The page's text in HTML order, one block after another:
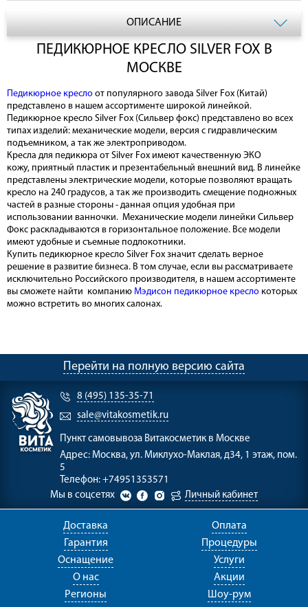
ОПИСАНИЕ
ПЕДИКЮРНОЕ КРЕСЛО SILVER FOX В
МОСКВЕ
Педикюрное кресло от популярного завода Silver Fox (Китай)
представлено в нашем ассортименте широкой линейкой.
Педикюрное кресло Silver Fox (Сильвер фокс) представлено во всех
типах изделий: механические модели, версия с гидравлическим
подъемником, а так же электроприводом.
Кресла для педикюра от Silver Fox имеют качественную ЭКО
кожу, приятный пластик и презентабельный внешний вид. В линейке
представлены электрические модели, которые позволяют вращать
кресло на 240 градусов, а так же производить смещение подножных
частей в разные стороны - данная опция удобная при
использовании ванночки. Механические модели линейки Сильвер
Фокс раскладываются в горизонтальное положение. Все модели
имеют удобные и съемные подлокотники.
Купить педикюрное кресло Silver Fox значит сделать верное
решение в развитие бизнеса. В том случае, если вы рассматриваете
исключительно Российского производителя, в нашем ассортименте
вы сможете найти компанию Мэдисон педикюрное кресло которых
можно встретить во многих салонах.
Перейти на полную версию сайта
8 (495) 135-35-71
sale@vitakosmetik.ru
Пункт самовывоза Витакосметик в Москве
Адрес: Москва, ул. Миклухо-Маклая, д34, 1 этаж, пом.
5
Телефон: +74951353571
Мы в соцсетях
Личный кабинет
Доставка
Оплата
Гарантия
Процедуры
Оснащение
Услуги
О нас
Акции
Регионы
Шоу-рум